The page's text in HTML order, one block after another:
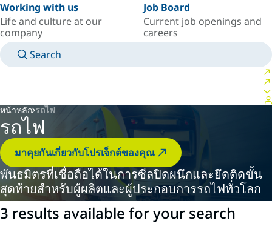
Working with us
Life and culture at our
company
Job Board
Current job openings and
careers
Search
หน้าหลัก รถไฟ
รถไฟ
มาคุยกันเกี่ยวกับโปรเจ็กต์ของคุณ
พันธมิตรที่เชื่อถือได้ในการซีลปิดผนึกและยึดติดขั้น
สุดท้ายสำหรับผู้ผลิตและผู้ประกอบการรถไฟทั่วโลก
3 results available for your search